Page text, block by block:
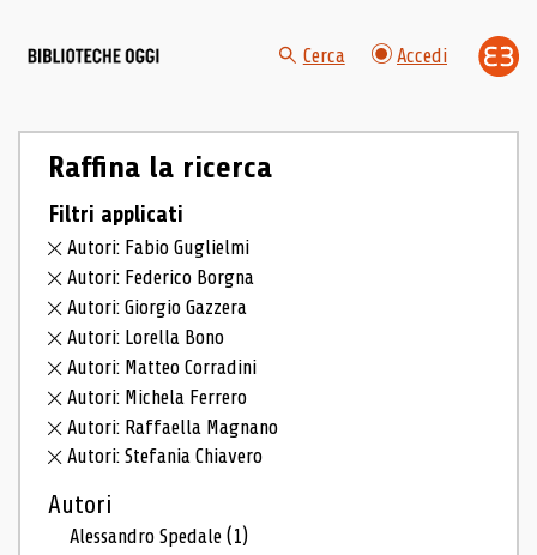
Cerca Accedi
Raffina la ricerca
Filtri applicati
Autori: Fabio Guglielmi
Autori: Federico Borgna
Autori: Giorgio Gazzera
Autori: Lorella Bono
Autori: Matteo Corradini
Autori: Michela Ferrero
Autori: Raffaella Magnano
Autori: Stefania Chiavero
Autori
Alessandro Spedale(1)